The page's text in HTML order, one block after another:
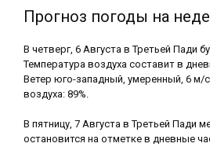
Прогноз погоды на
В четверг, 6 Августа в Третьей Пади
Температура воздуха составит в
Ветер юго-западный, умеренный, 6 м/
воздуха: 89%.
В пятницу, 7 Августа в Третьей Пади
остановится на отметке в дневные